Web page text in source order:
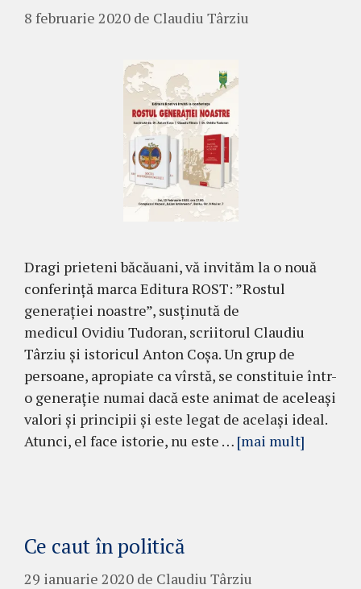
8 februarie 2020 de Claudiu Târziu
Dragi prieteni băcăuani, vă invităm la o nouă
conferință marca Editura ROST: ”Rostul
generației noastre”, susținută de
medicul Ovidiu Tudoran, scriitorul Claudiu
Târziu și istoricul Anton Coșa. Un grup de
persoane, apropiate ca vîrstă, se constituie într-
o generație numai dacă este animat de aceleași
valori și principii și este legat de același ideal.
Atunci, el face istorie, nu este … [mai mult]
Ce caut în politică
29 ianuarie 2020 de Claudiu Târziu